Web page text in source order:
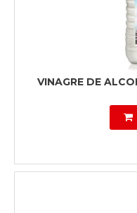
VINAGRE DE